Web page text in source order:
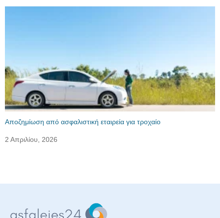
Αποζημίωση από ασφαλιστική εταιρεία για τροχαίο
2 Απριλίου, 2026